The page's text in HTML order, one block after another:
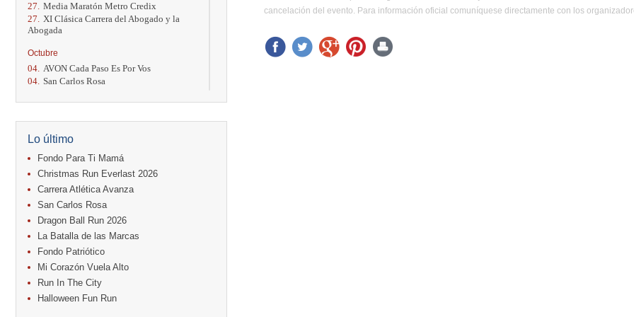
27. Media Maratón Metro Credix
27.
XI Clásica Carrera del Abogado y la
Abogada
Octubre
04. AVON Cada Paso Es Por Vos
04. San Carlos Rosa
11. Run In The City
Caribe Paradise Run
18. Casa Turire Trail Run
18. Warriors Run Circuit
18. Samsung Jacó Beach Half Marathon
25. KRun by Under Armour
25. Run Alajuela
31. Halloween Fun Run
Noviembre
08. Lindora Run
15. Entre Pan y Rosas
Diciembre
Lo último
Fondo Para Ti Mamá
Christmas Run Everlast 2026
Carrera Atlética Avanza
San Carlos Rosa
Dragon Ball Run 2026
La Batalla de las Marcas
Fondo Patriótico
Mi Corazón Vuela Alto
Run In The City
Halloween Fun Run
cancelación del evento. Para información oficial comuníquese directamente con los